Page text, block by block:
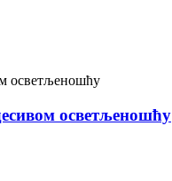
осветљеношћу